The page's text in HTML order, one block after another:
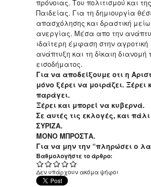
πρόνοιας. Του πολιτισμού και της
Παιδείας. Για τη δημιουργία
απασχόλησης και δραστική
ανεργίας. Μέσα απο την
ιδαίτερη έμφαση στην αγροτική
ανάπτυξη και τη δίκαιη διανομή
εισοδήματος.
Για να αποδείξουμε οτι η
μόνο ξέρει να μοιράζει. Ξέρει
παράγει.
Ξέρει και μπορεί να κυβερνά.
Σε αυτές τις εκλογές, και
ΣΥΡΙΖΑ.
ΜΟΝΟ ΜΠΡΟΣΤΑ.
Για να μην την “πληρώσει ο
Βαθμολογήστε το άρθρο:
Δεν υπάρχουν ακόμα ψήφοι